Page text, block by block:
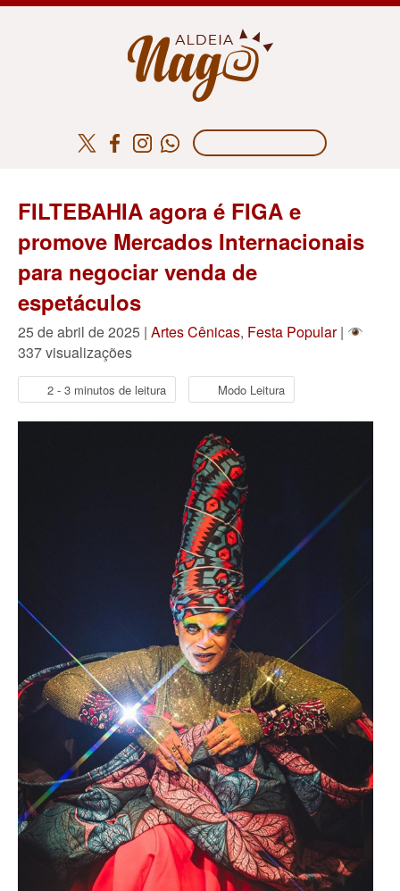
FILTEBAHIA agora é FIGA e
promove Mercados Internacionais
para negociar venda de
espetáculos
25 de abril de 2025 | Artes Cênicas, Festa Popular|
337 visualizações
2 - 3 minutos de leitura Modo Leitura